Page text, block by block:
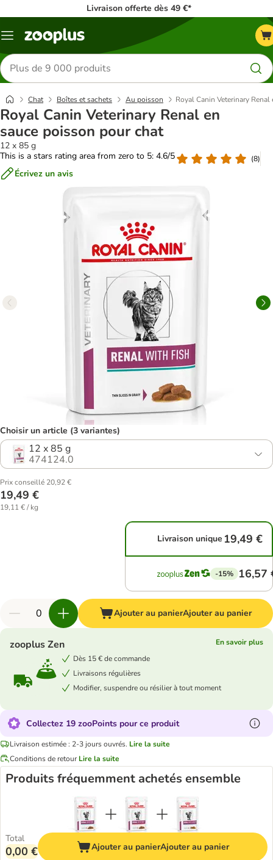
Livraison offerte dès 49 €*
Menu
Rechercher
des
produits
Chat Boîtes et sachets Au poisson Royal Canin Veterinary
Royal Canin Veterinary Renal en
sauce poisson pour chat
12 x 85 g
This is a stars rating area from zero to 5: 4.6/5
(8)
Écrivez un avis
Choisir un article (3 variantes)
12 x 85 g
474124.0
Prix conseillé 20,92 €
19,49 €
19,11 € / kg
Livraison unique 19,49 €
-15% 16,57
Ajouter au panierAjouter au panier
zooplus Zen
En savoir plus
Dès 15 € de commande
Livraisons régulières
Modifier, suspendre ou résilier à tout moment
Collectez 19 zooPoints pour ce produit
Livraison estimée : 2-3 jours ouvrés. Lire la suite
Conditions de retour Lire la suite
Produits fréquemment achetés ensemble
Total
0,00 € Ajouter au panierAjouter au panier